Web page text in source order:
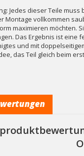
Jedes dieser Teile
Montage vollkommen
maximieren möchten.
Das Ergebnis ist eine
und mit
das Teil gleich beim